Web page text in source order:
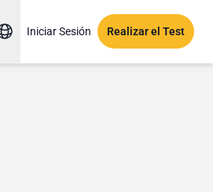
Iniciar Sesión Realizar el Test